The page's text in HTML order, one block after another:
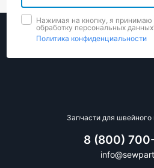
Нажимая на кнопку, я принимаю
обработку персональных
Политика конфиденциальности
Запчасти для швейного
8 (800)